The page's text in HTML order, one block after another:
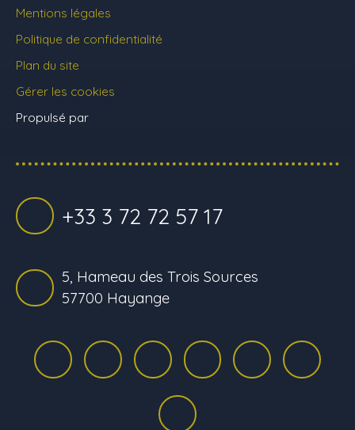
Mentions légales
Politique de confidentialité
Plan du site
Gérer les cookies
Propulsé par
+33 3 72 72 57 17
5, Hameau des Trois Sources
57700 Hayange